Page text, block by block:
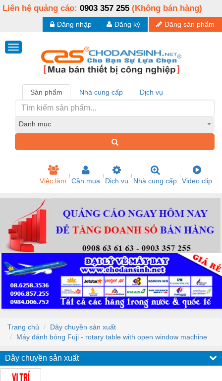
Liên hệ quảng cáo: 0903 357 255 (Không bán hàng)
Đăng sản phẩm
Đăng ký
Đăng nhập
Sản phẩm Nhà cung cấp Dịch vụ
Danh mục
Việc làm Cần mua Dịch vụ Nhà cung cấp Video clip
Trang chủ
Dây chuyền sản xuất
Máy đánh bóng Fuji - rotary table with open window machine
Dây chuyền sản xuất